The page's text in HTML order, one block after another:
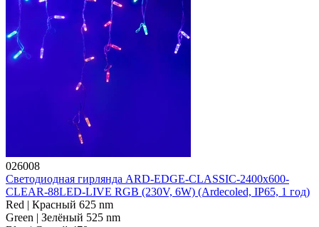
026008
Светодиодная гирлянда ARD-EDGE-CLASSIC-2400x600-
CLEAR-88LED-LIVE RGB (230V, 6W) (Ardecoled, IP65, 1 год)
Red | Красный 625 nm
Green | Зелёный 525 nm